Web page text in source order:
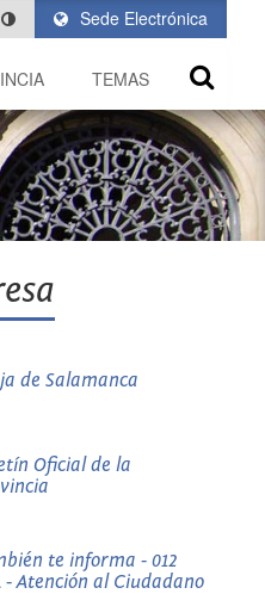
Sede Electrónica
TEMAS
de Salamanca
Oficial de la
te informa - 012
- Atención al Ciudadano